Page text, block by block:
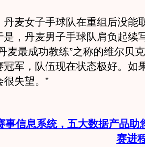
女子手球队在重组后没能
是，丹麦男子手球队肩负起续
麦最成功教练”之称的维尔贝
冠军，队伍现在状态极好。如
很失望。”
事信息系统，五大数据产品助
赛进